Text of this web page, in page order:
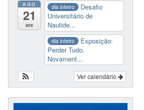
AGO
21
sex
dia inteiro
Desafio
Universitário de
Nautide...
dia inteiro
Exposição:
Perder Tudo.
Novament...
Ver calendário